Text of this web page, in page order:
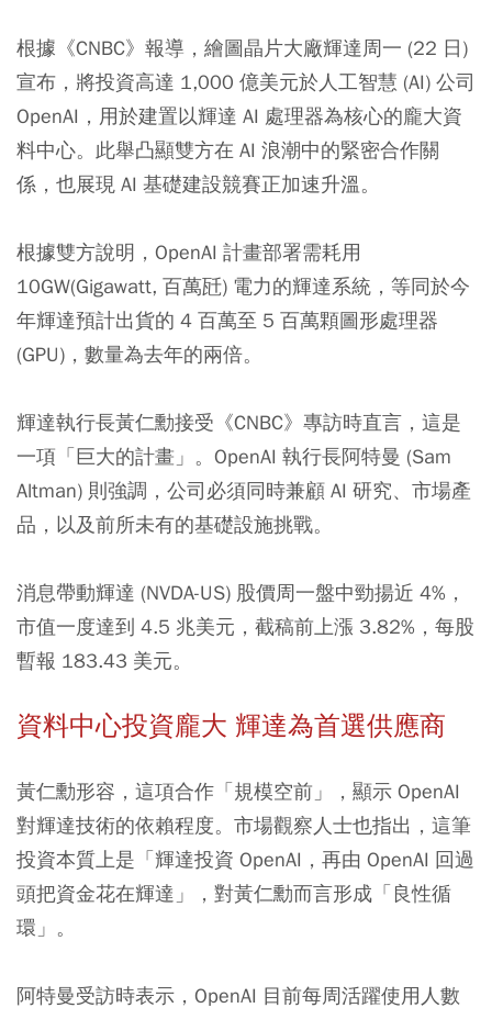
根據《CNBC》報導，繪圖晶片大廠輝達周一 (22 日)
宣布，將投資高達 1,000 億美元於人工智慧 (AI) 公司
OpenAI，用於建置以輝達 AI 處理器為核心的龐大資
料中心。此舉凸顯雙方在 AI 浪潮中的緊密合作關
係，也展現 AI 基礎建設競賽正加速升溫。
根據雙方說明，OpenAI 計畫部署需耗用
10GW(Gigawatt, 百萬瓩) 電力的輝達系統，等同於今
年輝達預計出貨的 4 百萬至 5 百萬顆圖形處理器
(GPU)，數量為去年的兩倍。
輝達執行長黃仁勳接受《CNBC》專訪時直言，這是
一項「巨大的計畫」。OpenAI 執行長阿特曼 (Sam
Altman) 則強調，公司必須同時兼顧 AI 研究、市場產
品，以及前所未有的基礎設施挑戰。
消息帶動輝達 (NVDA-US) 股價周一盤中勁揚近 4%，
市值一度達到 4.5 兆美元，截稿前上漲 3.82%，每股
暫報 183.43 美元。
資料中心投資龐大 輝達為首選供應商
黃仁勳形容，這項合作「規模空前」，顯示 OpenAI
對輝達技術的依賴程度。市場觀察人士也指出，這筆
投資本質上是「輝達投資 OpenAI，再由 OpenAI 回過
頭把資金花在輝達」，對黃仁勳而言形成「良性循
環」。
阿特曼受訪時表示，OpenAI 目前每周活躍使用人數